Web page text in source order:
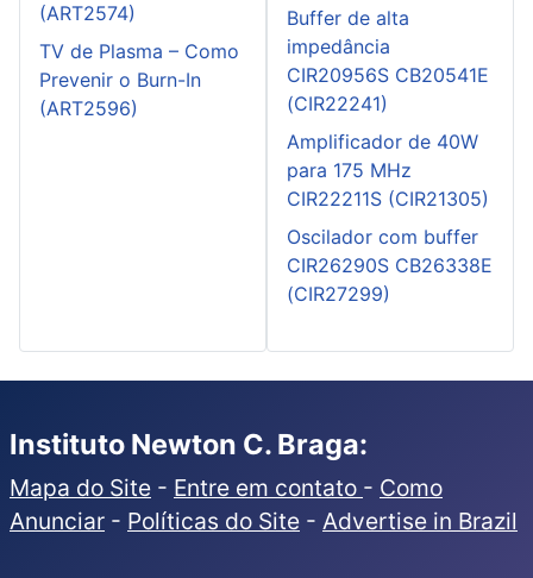
(ART2574)
TV de Plasma – Como
Prevenir o Burn-In
(ART2596)
Buffer de alta
impedância
CIR20956S CB20541E
(CIR22241)
Amplificador de 40W
para 175 MHz
CIR22211S (CIR21305)
Oscilador com buffer
CIR26290S CB26338E
(CIR27299)
Instituto Newton C. Braga:
Mapa do Site - Entre em contato - Como
Anunciar - Políticas do Site - Advertise in Brazil